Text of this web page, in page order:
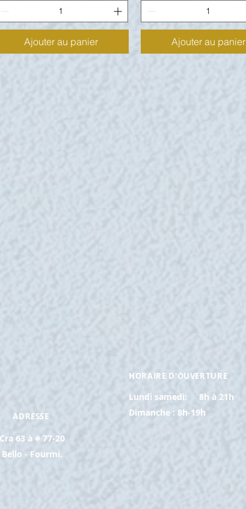
Ajouter au panier Ajouter au panier
ADRESSE
Cra 63 à # 77-20
Bello - Fourmi.
HORAIRE D'OUVERTURE
Lundi samedi:
8h à 21h
Dimanche : 8h-19h